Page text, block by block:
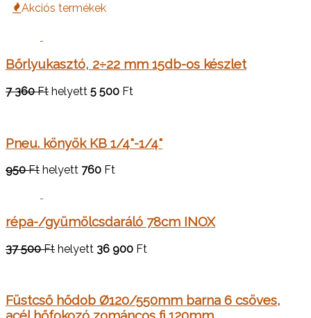
Akciós termékek
Bőrlyukasztó, 2÷22 mm 15db-os készlet
7 360 Ft helyett 5 500 Ft
Pneu. könyök KB 1/4"-1/4"
950 Ft helyett 760 Ft
répa-/gyümölcsdaráló 78cm INOX
37 500 Ft helyett 36 900 Ft
Füstcső hődob Ø120/550mm barna 6 csöves,